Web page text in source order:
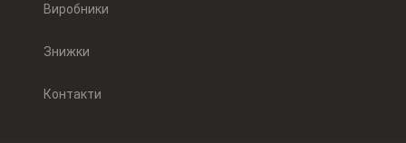
Виробники
Знижки
Контакти